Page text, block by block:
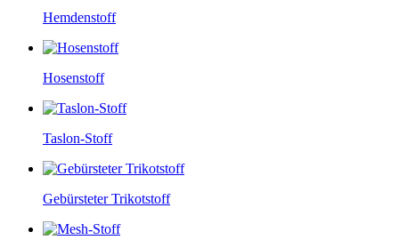
Hemdenstoff
Hosenstoff
Taslon-Stoff
Gebürsteter Trikotstoff